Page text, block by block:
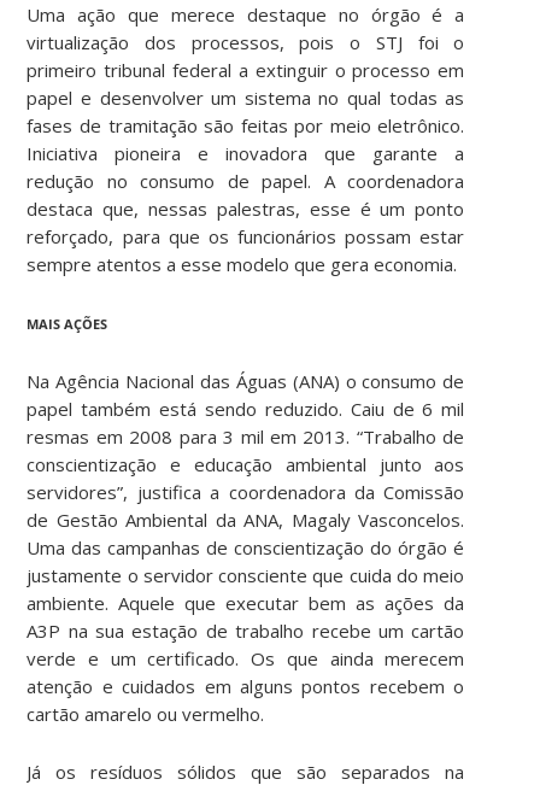
Uma ação que merece destaque no órgão é a
virtualização dos processos, pois o STJ foi o
primeiro tribunal federal a extinguir o processo em
papel e desenvolver um sistema no qual todas as
fases de tramitação são feitas por meio eletrônico.
Iniciativa pioneira e inovadora que garante a
redução no consumo de papel. A coordenadora
destaca que, nessas palestras, esse é um ponto
reforçado, para que os funcionários possam estar
sempre atentos a esse modelo que gera economia.
MAIS AÇÕES
Na Agência Nacional das Águas (ANA) o consumo de
papel também está sendo reduzido. Caiu de 6 mil
resmas em 2008 para 3 mil em 2013. “Trabalho de
conscientização e educação ambiental junto aos
servidores”, justifica a coordenadora da Comissão
de Gestão Ambiental da ANA, Magaly Vasconcelos.
Uma das campanhas de conscientização do órgão é
justamente o servidor consciente que cuida do meio
ambiente. Aquele que executar bem as ações da
A3P na sua estação de trabalho recebe um cartão
verde e um certificado. Os que ainda merecem
atenção e cuidados em alguns pontos recebem o
cartão amarelo ou vermelho.
Já os resíduos sólidos que são separados na